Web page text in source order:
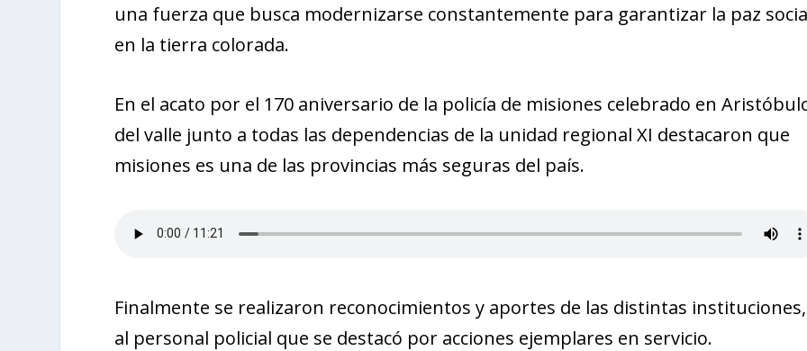
una fuerza que busca modernizarse constantemente para garantizar la paz
en la tierra colorada.
En el acato por el 170 aniversario de la policía de misiones celebrado en
del valle junto a todas las dependencias de la unidad regional XI destacaron que
misiones es una de las provincias más seguras del país.
Finalmente se realizaron reconocimientos y aportes de las distintas
al personal policial que se destacó por acciones ejemplares en servicio.